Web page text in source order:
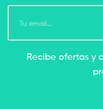
Recibe ofertas y